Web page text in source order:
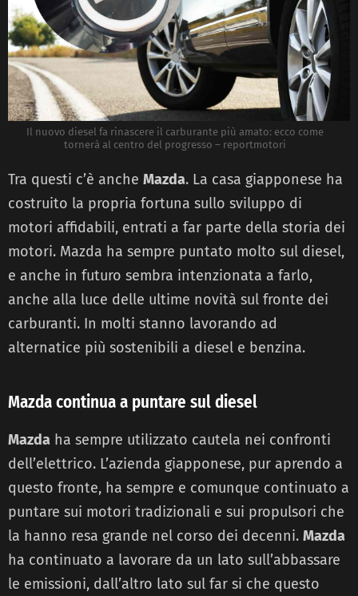
Il nuovo diesel fa rinascere il carburante più amato: ecco come
tornerà al centro del progresso – reportmotori
Tra questi c’è anche Mazda. La casa giapponese ha
costruito la propria fortuna sullo sviluppo di
motori affidabili, entrati a far parte della storia dei
motori. Mazda ha sempre puntato molto sul diesel,
e anche in futuro sembra intenzionata a farlo,
anche alla luce delle ultime novità sul fronte dei
carburanti. In molti stanno lavorando ad
alternatice più sostenibili a diesel e benzina.
Mazda continua a puntare sul diesel
Mazda ha sempre utilizzato cautela nei confronti
dell’elettrico. L’azienda giapponese, pur aprendo a
questo fronte, ha sempre e comunque continuato a
puntare sui motori tradizionali e sui propulsori che
la hanno resa grande nel corso dei decenni. Mazda
ha continuato a lavorare da un lato sull’abbassare
le emissioni, dall’altro lato sul far si che questo